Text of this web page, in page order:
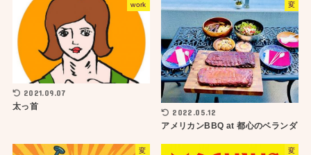
work
2021.09.07
太っ首
変
2022.05.12
アメリカンBBQ at 都心のベランダ
変 変